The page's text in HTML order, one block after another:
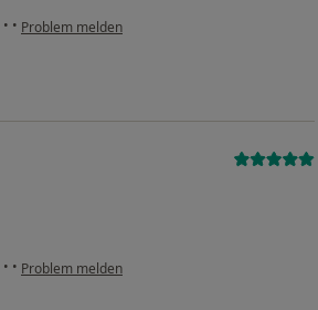
• • Problem melden
• • Problem melden